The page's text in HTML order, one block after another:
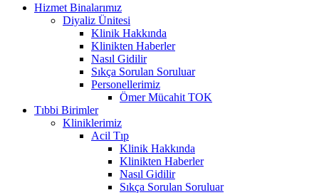
Hizmet Binalarımız
Diyaliz Ünitesi
Klinik Hakkında
Klinikten Haberler
Nasıl Gidilir
Sıkça Sorulan Soruluar
Personellerimiz
Ömer Mücahit TOK
Tıbbi Birimler
Kliniklerimiz
Acil Tıp
Klinik Hakkında
Klinikten Haberler
Nasıl Gidilir
Sıkça Sorulan Soruluar